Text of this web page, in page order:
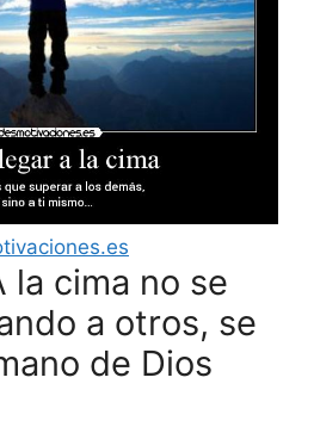
la cima no se
a otros, se
de Dios